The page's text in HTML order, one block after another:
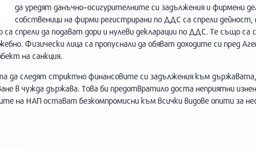
да уредят данъчно–осигурителните си задължения и фирмени
собственици на фирми регистрирани по ДДС са спрели дейност,
спрели да подават дори и нулеви декларации по ДДС. Те също са
Физически лица са пропуснали да обяват доходите си пред
на санкция.
да следят стриктно финансовите си задължения към
в чужда държава. Това би предотвратило доста неприятни
на НАП остават безкомпромисни към всички видове опити за